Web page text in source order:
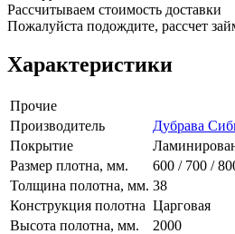
Рассчитываем стоимость доставки
Пожалуйста подождите, рассчет
Характеристики
Прочие
Производитель
Дубрава
Покрытие
Размер плотна, мм.
600 / 700 /
Толщина полотна, мм. 38
Конструкция полотна Царговая
Высота полотна, мм.
2000